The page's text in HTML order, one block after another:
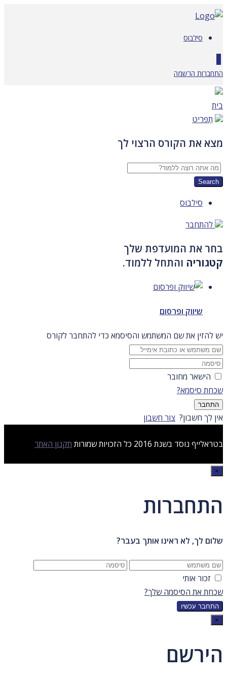
דלג
לתוכן
סילבוס
התחברות הרשמה
בית
תַפרִיט
מצא את הקורס הרצוי לך
סילבוס
להתחבר
בחר את המועדפת שלך
קטגוריה והתחל ללמוד.
שיווק ופרסום
יש להזין את שם המשתמש והסיסמא כדי להתחבר לקורס
הישאר מחובר
שכחת סיסמא?
התחבר
אין לך חשבון? צור חשבון
בטראלייף נוסד בשנת 2016 כל הזכויות שמורות תקנון האתר
×
התחברות
שלום לך, לא ראינו אותך בעבר?
זכור אותי
שכחת את הסיסמה שלך?
×
הירשם